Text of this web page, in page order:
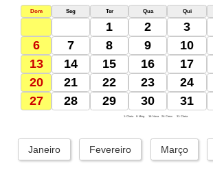
Dom Seg Ter Qua Qui
1 2 3
6
7 8 9 10
13
14 15 16 17
20
21 22 23 24
27
28 29 30 31
1: Cheia 8: Ming. 16: Nova 24: Cresc. 31: Cheia
Janeiro Fevereiro Março